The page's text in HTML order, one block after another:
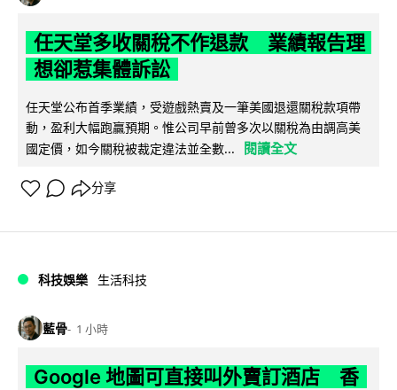
任天堂多收關稅不作退款 業績報告理
想卻惹集體訴訟
任天堂公布首季業績，受遊戲熱賣及一筆美國退還關稅款項帶
動，盈利大幅跑贏預期。惟公司早前曾多次以關稅為由調高美
國定價，如今關稅被裁定違法並全數...
閱讀全文
分享
科技娛樂 生活科技
藍骨 1 小時
Google 地圖可直接叫外賣訂酒店 香